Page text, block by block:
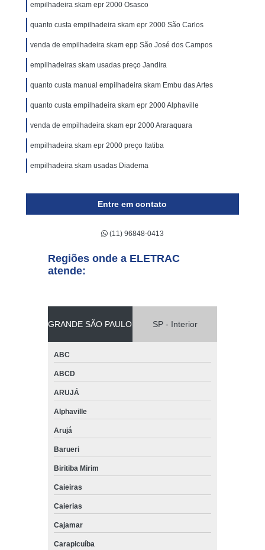
empilhadeira skam epr 2000 Osasco
quanto custa empilhadeira skam epr 2000 São Carlos
venda de empilhadeira skam epp São José dos Campos
empilhadeiras skam usadas preço Jandira
quanto custa manual empilhadeira skam Embu das Artes
quanto custa empilhadeira skam epr 2000 Alphaville
venda de empilhadeira skam epr 2000 Araraquara
empilhadeira skam epr 2000 preço Itatiba
empilhadeira skam usadas Diadema
Entre em contato
(11) 96848-0413
Regiões onde a ELETRAC
atende:
GRANDE SÃO PAULO SP - Interior
ABC
ABCD
ARUJÁ
Alphaville
Arujá
Barueri
Biritiba Mirim
Caieiras
Caierias
Cajamar
Carapicuíba